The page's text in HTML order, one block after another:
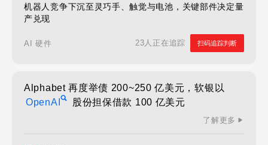
机器人竞争下沉至灵巧手、触觉与电池，关键部件决定量
产兑现
AI 硬件 23人正在追踪 扫码追踪判断
Alphabet 再度举债 200~250 亿美元，软银以
OpenAI
股份担保借款 100 亿美元
了解更多